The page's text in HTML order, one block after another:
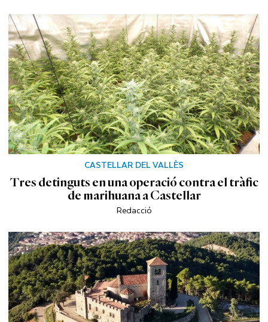
CASTELLAR DEL VALLÈS
Tres detinguts en una operació contra el tràfic
de marihuana a Castellar
Redacció